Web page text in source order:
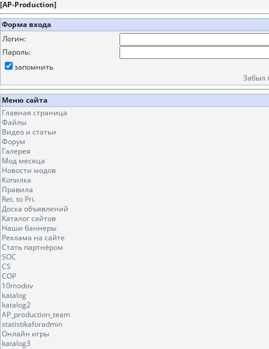
[AP-Production]
Форма входа
Логин:
Пароль:
запомнить
Забыл
Меню сайта
Главная страница
Файлы
Видео и статьи
Форум
Галерея
Мод месяца
Новости модов
Копилка
Правила
Ret. to Pri.
Доска объявлений
Каталог сайтов
Наши баннеры
Реклама на сайте
Стать партнёром
SOC
CS
COP
10modov
katalog
katalog2
AP_production_team
statistikaforadmin
Онлайн игры
katalog3